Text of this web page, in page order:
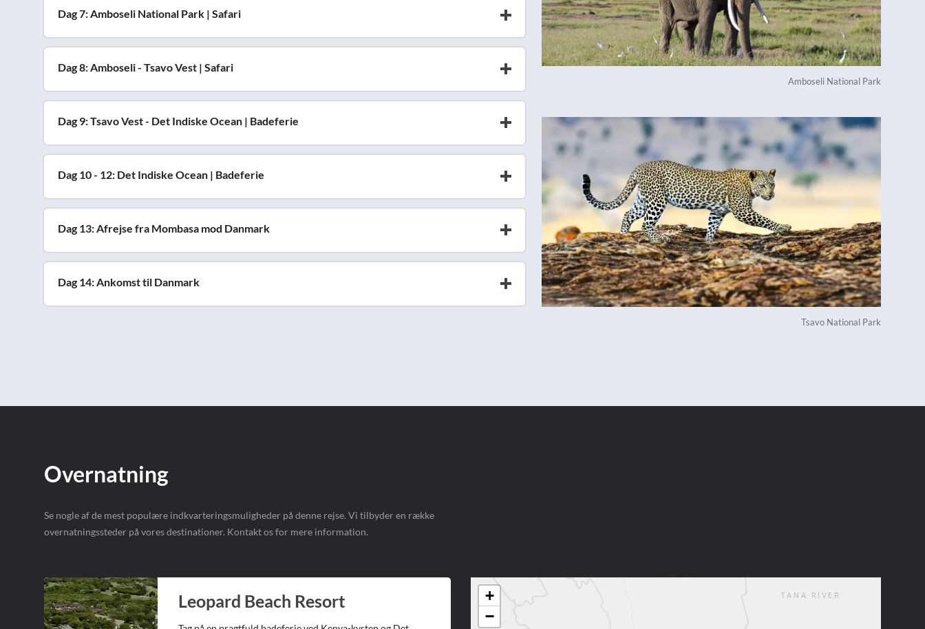
Dag 7: Amboseli National Park | Safari
Dag 8: Amboseli - Tsavo Vest | Safari
Dag 9: Tsavo Vest - Det Indiske Ocean | Badeferie
Dag 10 - 12: Det Indiske Ocean | Badeferie
Dag 13: Afrejse fra Mombasa mod Danmark
Dag 14: Ankomst til Danmark
Amboseli National Park
Tsavo National Park
Overnatning
Se nogle af de mest populære indkvarteringsmuligheder på denne rejse. Vi tilbyder en række
overnatningssteder på vores destinationer. Kontakt os for mere information.
Leopard Beach Resort
+
−